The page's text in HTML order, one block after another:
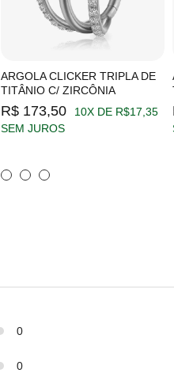
ARGOLA CLICKER TRIPLA DE
TITÂNIO C/ ZIRCÔNIA
R$ 173,50
10X DE R$17,35
SEM JUROS
0
0